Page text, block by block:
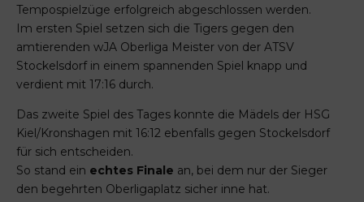
Tempospielzüge erfolgreich abgeschlossen werden.
Im ersten Spiel setzen sich die Tigers gegen den
amtierenden wJA Oberliga Meister von der ATSV
Stockelsdorf in einem spannenden Spiel knapp und
verdient mit 17:16 durch.
Das zweite Spiel des Tages konnte die Mädels der HSG
Kiel/Kronshagen mit 16:12 ebenfalls gegen Stockelsdorf
für sich entscheiden.
So stand ein echtes Finale an, bei dem nur der Sieger
den begehrten Oberligaplatz sicher inne hat.